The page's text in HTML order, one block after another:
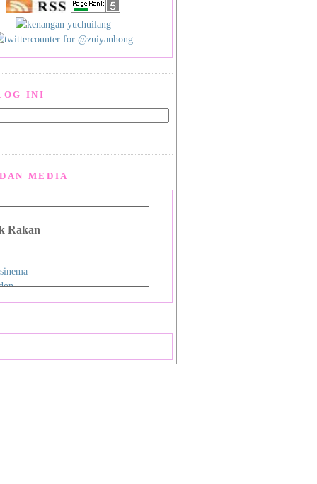
INI
MEDIA
Rakan
Man Lou